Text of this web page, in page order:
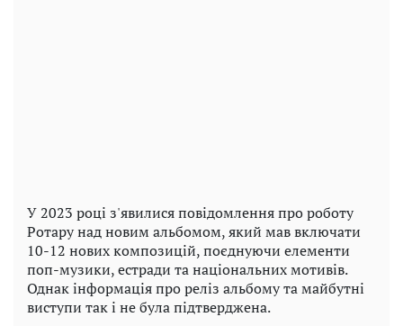
У 2023 році з'явилися повідомлення про роботу
Ротару над новим альбомом, який мав включати
10-12 нових композицій, поєднуючи елементи
поп-музики, естради та національних мотивів.
Однак інформація про реліз альбому та майбутні
виступи так і не була підтверджена.